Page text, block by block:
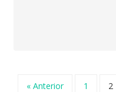
« Anterior 1 2